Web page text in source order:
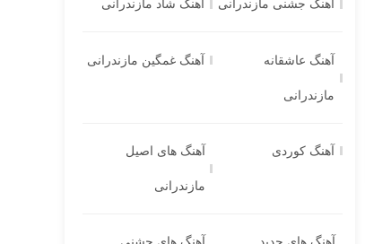
آهنگ جشنی مازندرانی آهنگ شاد مازندرانی
آهنگ عاشقانه
مازندرانی
آهنگ غمگین مازندرانی
آهنگ کوردی آهنگ های اصیل
مازندرانی